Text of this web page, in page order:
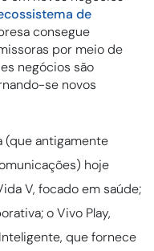
de
consegue
por meio de
negócios são
se novos
(que antigamente
hoje
V, focado em saúde;
o Vivo Play,
que fornece